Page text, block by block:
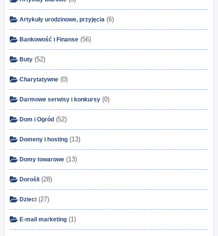
Artykuły urodzinowe, przyjęcia (6)
Bankowość i Finanse (56)
Buty (52)
Charytatywne (0)
Darmowe serwisy i konkursy (0)
Dom i Ogród (52)
Domeny i hosting (13)
Domy towarowe (13)
Dorośli (28)
Dzieci (27)
E-mail marketing (1)